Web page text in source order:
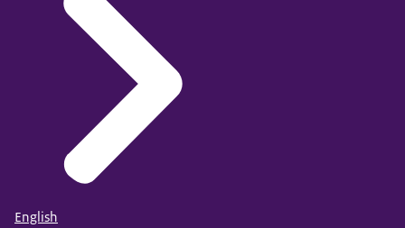
English